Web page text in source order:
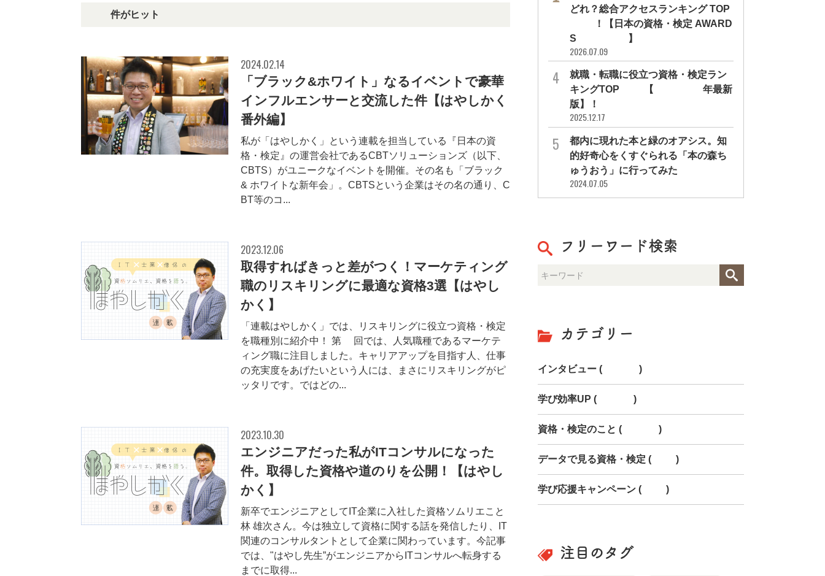
24件がヒット
2024.02.14
「ブラック&ホワイト」なるイベントで豪華
インフルエンサーと交流した件【はやしかく
番外編】
私が「はやしかく」という連載を担当している『日本の資
格・検定』の運営会社であるCBTソリューションズ（以下、
CBTS）がユニークなイベントを開催。その名も「ブラック
& ホワイトな新年会」。CBTSという企業はその名の通り、C
BT等のコ...
2023.12.06
取得すればきっと差がつく！マーケティング
職のリスキリングに最適な資格3選【はやし
かく】
「連載はやしかく」では、リスキリングに役立つ資格・検定
を職種別に紹介中！ 第3回では、人気職種であるマーケテ
ィング職に注目しました。キャリアアップを目指す人、仕事
の充実度をあげたいという人には、まさにリスキリングがピ
ッタリです。ではどの...
2023.10.30
エンジニアだった私がITコンサルになった
件。取得した資格や道のりを公開！【はやし
かく】
新卒でエンジニアとしてIT企業に入社した資格ソムリエこと
林 雄次さん。今は独立して資格に関する話を発信したり、IT
関連のコンサルタントとして企業に関わっています。今記事
では、"はやし先生”がエンジニアからITコンサルへ転身する
までに取得...
どれ？総合アクセスランキング TOP
10！【日本の資格・検定 AWARD
S 2026】
2026.07.09
就職・転職に役立つ資格・検定ラン
キングTOP30【2026年最新
版】！
2025.12.17
都内に現れた本と緑のオアシス。知
的好奇心をくすぐられる「本の森ち
ゅうおう」に行ってみた
2024.07.05
フリーワード検索
カテゴリー
インタビュー (154)
学び効率UP (268)
資格・検定のこと (150)
データで見る資格・検定 (85)
学び応援キャンペーン (78)
注目のタグ